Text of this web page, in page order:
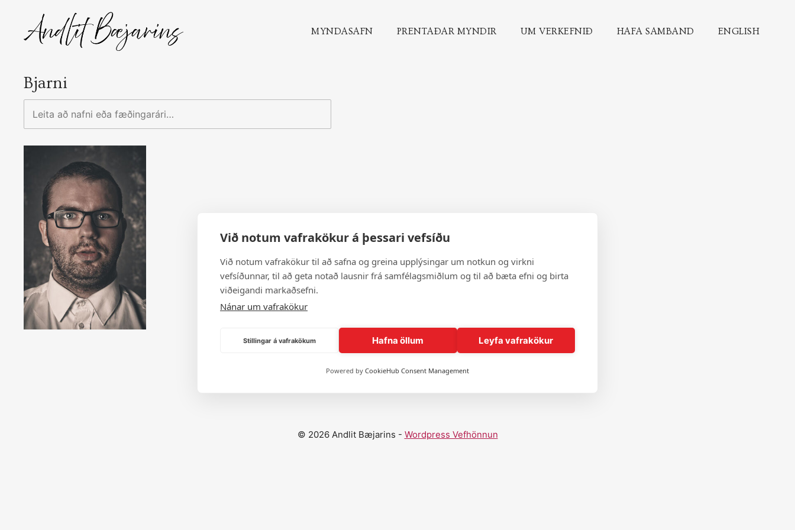
content
MYNDASAFN PRENTAÐAR MYNDIR UM VERKEFNIÐ HAFA SAMBAND ENGLISH
Bjarni
að
fæðingarári…
Sýna fleiri andlit
© 2026 Andlit Bæjarins - Wordpress Vefhönnun
Við notum vafrakökur á þessari vefsíðu
Við notum vafrakökur til að safna og greina upplýsingar um notkun og virkni
vefsíðunnar, til að geta notað lausnir frá samfélagsmiðlum og til að bæta efni og birta
viðeigandi markaðsefni.
Nánar um vafrakökur
Stillingar á vafrakökum Hafna öllum Leyfa vafrakökur
Powered by CookieHub Consent Management